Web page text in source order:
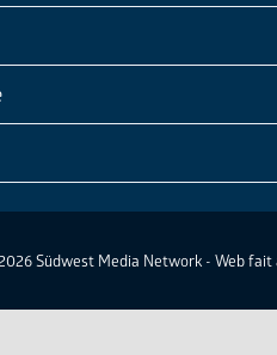
Südwest Media Network - Web fait